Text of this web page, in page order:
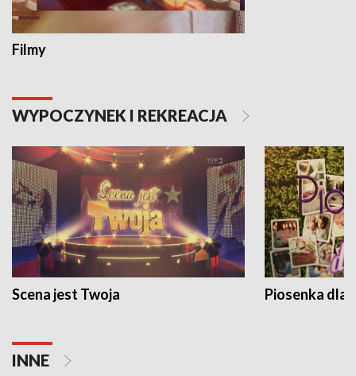
Filmy
WYPOCZYNEK I REKREACJA
Scena jest Twoja Piosenka dla
INNE